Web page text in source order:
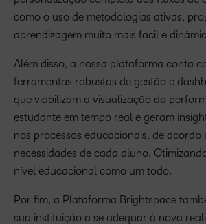
como o uso de metodologias ativas,
aprendizagem muito mais fácil e
Além disso, a nossa plataforma conta
ferramentas robustas de gestão e
que viabilizam a visualização da
estudante em tempo real e geram
nos processos educacionais, de acordo
necessidades de cada aluno.
nível educacional como um todo.
Por fim, a Plataforma Brightspace
sua instituição a se adequar à nova